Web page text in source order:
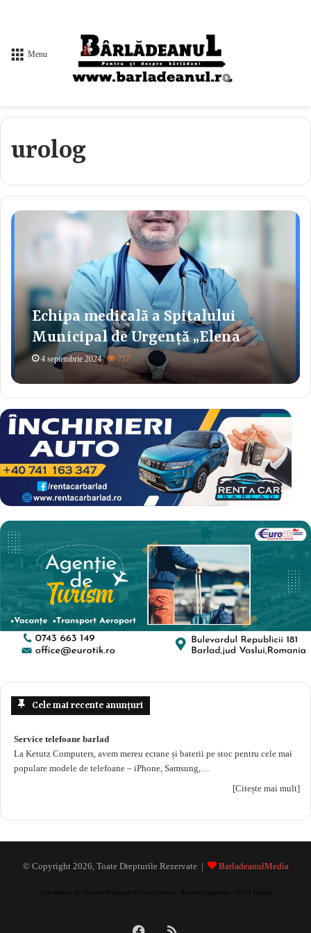
Menu
urolog
Echipa medicală a Spitalului
Municipal de Urgență „Elena
Beldiman” Bârlad se mărește!
4 septembrie 2024 717
Cele mai recente anunțuri
Service telefoane barlad
La Ketutz Computers, avem mereu ecrane și baterii pe stoc pentru cele mai
populare modele de telefoane – iPhone, Samsung,…
[Citește mai mult]
© Copyright 2026, Toate Drepturile Rezervate | BarladeanulMedia